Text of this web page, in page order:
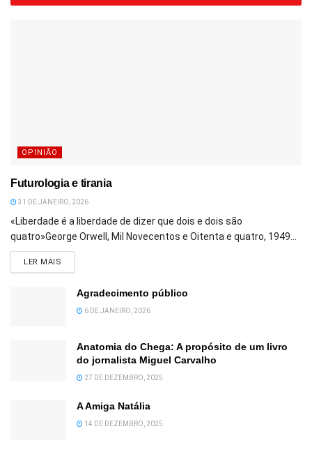
OPINIÃO
Futurologia e tirania
31 DE JANEIRO, 2026
«Liberdade é a liberdade de dizer que dois e dois são
quatro»George Orwell, Mil Novecentos e Oitenta e quatro, 1949...
LER MAIS
Agradecimento público
6 DE JANEIRO, 2026
Anatomia do Chega: A propósito de um livro
do jornalista Miguel Carvalho
27 DE DEZEMBRO, 2025
A Amiga Natália
14 DE DEZEMBRO, 2025